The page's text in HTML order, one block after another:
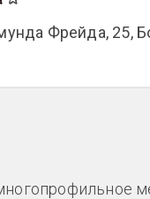
Фрейда, 25,